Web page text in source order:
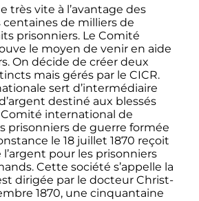
très vite à l’avantage des
centaines de milliers de
prisonniers. Le Comité
le moyen de venir en aide
On décide de créer deux
mais gérés par le CICR.
sert d’intermédiaire
destiné aux blessés
Comité international de
prisonniers de guerre formée
le 18 juillet 1870 reçoit
pour les prisonniers
Cette société s’appelle la
dirigée par le docteur Christ-
1870, une cinquantaine